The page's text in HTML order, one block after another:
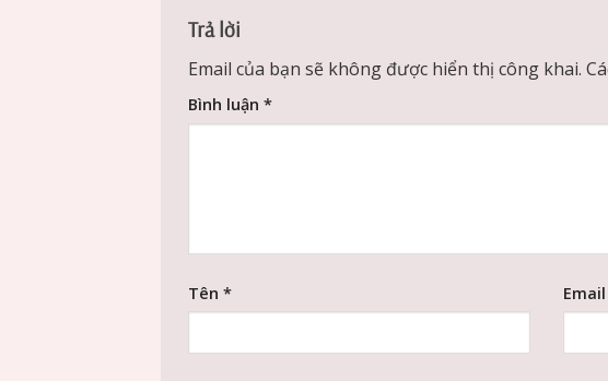
Trả lời
Email của bạn sẽ không được hiển thị công khai.
Bình luận *
Tên *